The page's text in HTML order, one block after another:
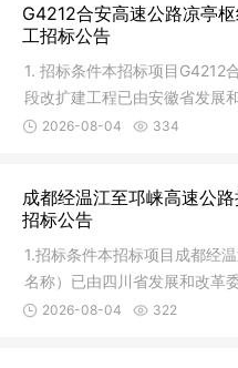
G4212合安高速公路凉亭
工招标公告
1. 招标条件本招标项目G4212
段改扩建工程已由安徽省发展
5〕550号
2026-08-04 334
成都经温江至邛崃高速公
招标公告
1.招标条件本招标项目成都经
名称）已由四川省发展和改革
关名称
2026-08-04 322